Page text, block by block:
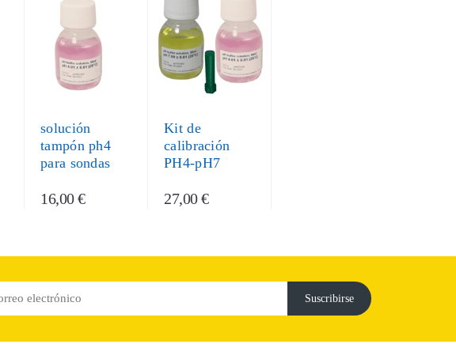
solución
tampón ph4
para sondas
16,00 €
Kit de
calibración
PH4-pH7
27,00 €